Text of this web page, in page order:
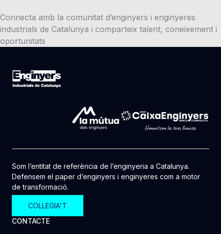
Connecta amb la comunitat d’enginyers i enginyeres
industrials de Catalunya i comparteix talent, coneixement i
oportunitats
Som l’entitat de referència de l’enginyeria a Catalunya.
Defensem el paper d’enginyers i enginyeres com a motor
de transformació.
COL·LEGIA'T
CONTACTE